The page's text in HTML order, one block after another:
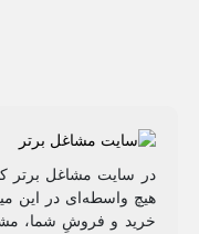
در سایت مشاغل برتر
هیچ واسطه‌ای در این
خرید و فروشِ شما،